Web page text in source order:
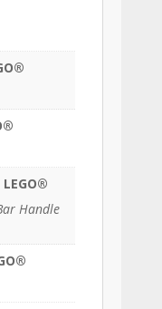
Handle